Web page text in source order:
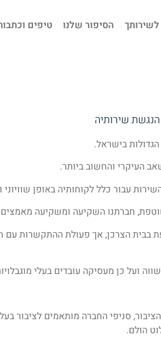
לשירותך הסיפור שלנו טיפים
שירותיה
בישראל.
העיקרי והחשוב ביותר.
עבור כלל לקוחותיה באופן שוויוני
חברתנו השקיעה ומשקיעה
הצרכן, אך פעולת ההתקשרות עם
ועל כן מעסיקה עובדים בעלי
סניפי החברה מותאמים לציבור
הולם.